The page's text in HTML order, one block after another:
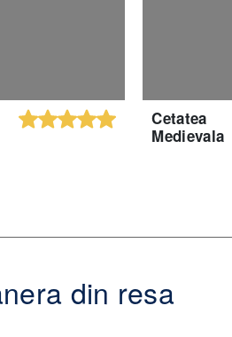
Cetatea
Medievala
din resa